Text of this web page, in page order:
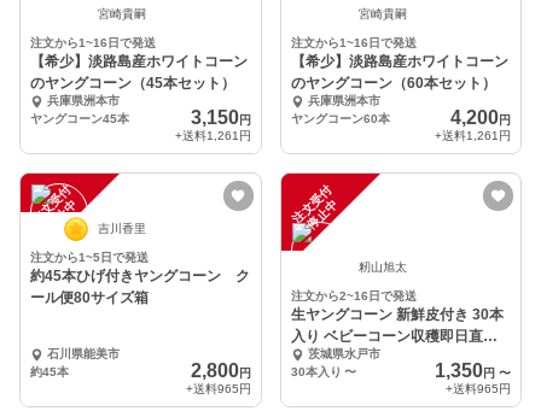
宮崎貴嗣
注文から1~16日で発送
【希少】淡路島産ホワイトコーン
のヤングコーン（45本セット）
兵庫県洲本市
ヤングコーン45本
3,150円
+送料1,261円
宮崎貴嗣
注文から1~16日で発送
【希少】淡路島産ホワイトコーン
のヤングコーン（60本セット）
兵庫県洲本市
ヤングコーン60本
4,200円
+送料1,261円
注
文
受
付
停
止
中 吉川香里
注文から1~5日で発送
約45本ひげ付きヤングコーン ク
ール便80サイズ箱
石川県能美市
約45本
2,800円
+送料965円
注
文
受
付
停
止
中
籾山旭太
注文から2~16日で発送
生ヤングコーン 新鮮皮付き 30本
入り ベビーコーン収穫即日直送
【6月下旬発送】
茨城県水戸市
30本入り 〜 1,350円 〜
+送料965円